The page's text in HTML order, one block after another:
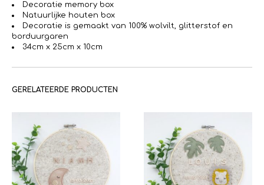
Decoratie memory box
Natuurlijke houten box
Decoratie is gemaakt van 100% wolvilt, glitterstof en
borduurgaren
34cm x 25cm x 10cm
GERELATEERDE PRODUCTEN